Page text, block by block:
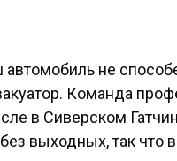
не
Команда
в Сиверском
выходных, так